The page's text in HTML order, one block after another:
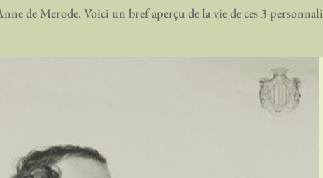
de Merode. Voici un bref aperçu de la vie de ces 3